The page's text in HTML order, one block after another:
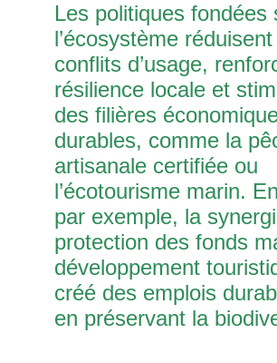
Les politiques fondées
l’écosystème
conflits d’usage,
résilience locale et
des filières
durables, comme la
artisanale certifiée ou
l’écotourisme marin.
par exemple, la
protection des fonds
développement
créé des emplois
en préservant la